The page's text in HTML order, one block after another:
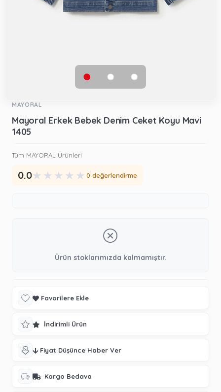
MAYORAL
Mayoral Erkek Bebek Denim Ceket Koyu Mavi
1405
Tüm MAYORAL Ürünleri
0.0★ ★ ★ ★ ★ 0 değerlendirme
Ürün stoklarımızda kalmamıştır.
Favorilere Ekle
İndirimli Ürün
Fiyat Düşünce Haber Ver
Kargo Bedava